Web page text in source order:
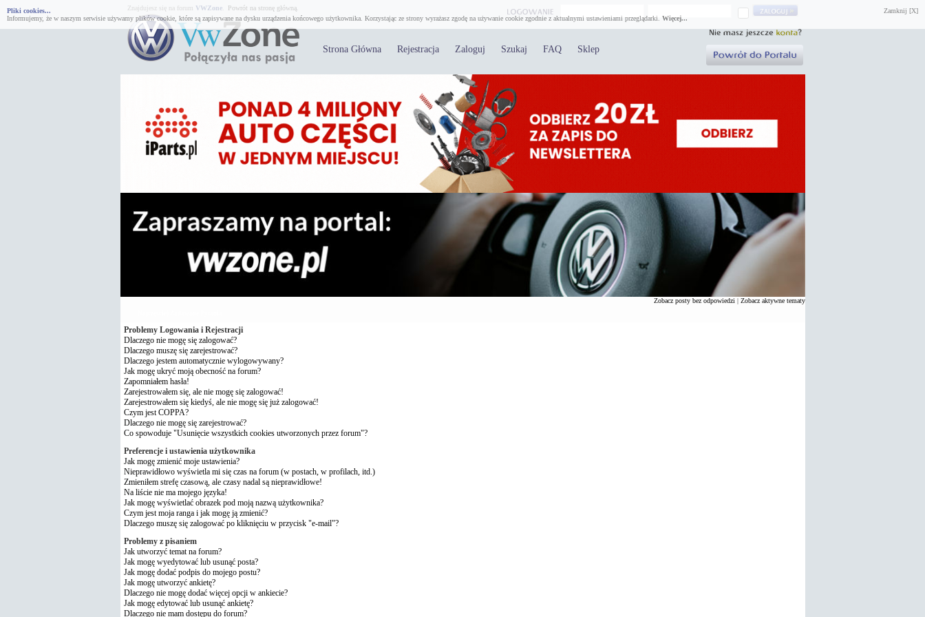
Zamknij [X]
Pliki cookies...
Informujemy, że w naszym serwisie używamy plików cookie, które są zapisywane na dysku urządzenia końcowego użytkownika. Korzystając ze strony wyrażasz zgodę na używanie cookie zgodnie z aktualnymi ustawieniami przeglądarki. Więcej...
Znajdujesz się na forum VWZone. Powrót na stronę główną.
Strona Główna Rejestracja Zaloguj Szukaj FAQ Sklep
Zobacz posty bez odpowiedzi | Zobacz aktywne tematy
Problemy Logowania i Rejestracji
Dlaczego nie mogę się zalogować?
Dlaczego muszę się zarejestrować?
Dlaczego jestem automatycznie wylogowywany?
Jak mogę ukryć moją obecność na forum?
Zapomniałem hasła!
Zarejestrowałem się, ale nie mogę się zalogować!
Zarejestrowałem się kiedyś, ale nie mogę się już zalogować!
Czym jest COPPA?
Dlaczego nie mogę się zarejestrować?
Co spowoduje "Usunięcie wszystkich cookies utworzonych przez forum"?
Preferencje i ustawienia użytkownika
Jak mogę zmienić moje ustawienia?
Nieprawidłowo wyświetla mi się czas na forum (w postach, w profilach, itd.)
Zmieniłem strefę czasową, ale czasy nadal są nieprawidłowe!
Na liście nie ma mojego języka!
Jak mogę wyświetlać obrazek pod moją nazwą użytkownika?
Czym jest moja ranga i jak mogę ją zmienić?
Dlaczego muszę się zalogować po kliknięciu w przycisk "e-mail"?
Problemy z pisaniem
Jak utworzyć temat na forum?
Jak mogę wyedytować lub usunąć posta?
Jak mogę dodać podpis do mojego postu?
Jak mogę utworzyć ankietę?
Dlaczego nie mogę dodać więcej opcji w ankiecie?
Jak mogę edytować lub usunąć ankietę?
Dlaczego nie mam dostępu do forum?